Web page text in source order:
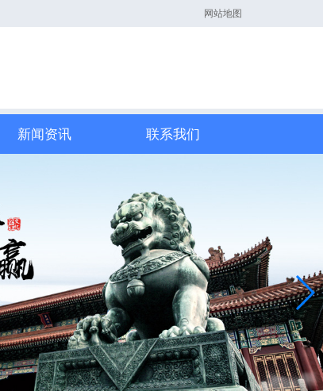
网站地图
新闻资讯 联系我们